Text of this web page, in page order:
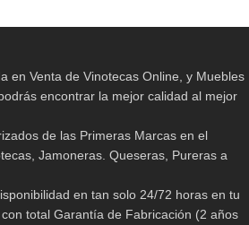
en Venta de Vinotecas Online, y Muebles
encontrar la mejor calidad al mejor
de las Primeras Marcas en el
Jamoneras. Queseras, Pureras a
en tan solo 24/72 horas en tu
total Garantía de Fabricación (2 años